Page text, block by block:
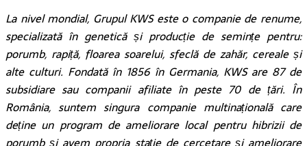
La nivel mondial, Grupul KWS este o companie de renume,
specializată în genetică și producție de semințe pentru:
porumb, rapiță, floarea soarelui, sfeclă de zahăr, cereale și
alte culturi. Fondată în 1856 în Germania, KWS are 87 de
subsidiare sau companii afiliate în peste 70 de țări. În
România, suntem singura companie multinațională care
deține un program de ameliorare local pentru hibrizii de